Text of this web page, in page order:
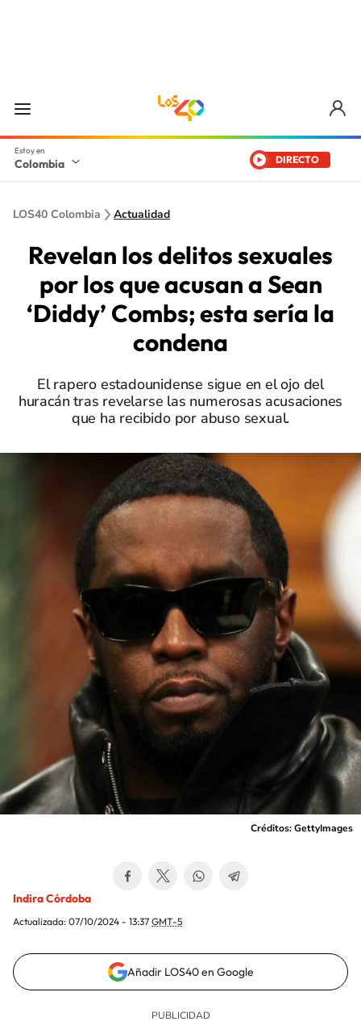
Colombia DIRECTO
LOS40 Colombia Actualidad
Revelan los delitos sexuales
por los que acusan a Sean
‘Diddy’ Combs; esta sería la
condena
El rapero estadounidense sigue en el ojo del
huracán tras revelarse las numerosas acusaciones
que ha recibido por abuso sexual.
Créditos: GettyImages
Indira Córdoba
Actualizada: 07/10/2024 - 13:37 GMT-5
Añadir LOS40 en Google